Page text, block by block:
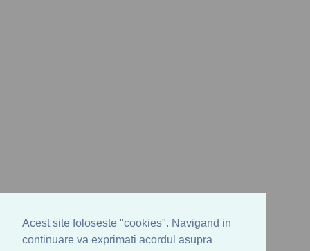
Acest site foloseste "cookies". Navigand in
continuare va exprimati acordul asupra